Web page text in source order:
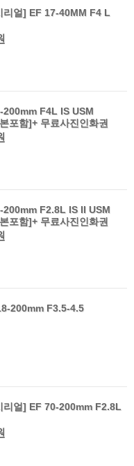
얼] EF 17-40MM F4 L
F4L IS USM
포함]+ 무료사진인화권
F2.8L IS II USM
포함]+ 무료사진인화권
200mm F3.5-4.5
얼] EF 70-200mm F2.8L